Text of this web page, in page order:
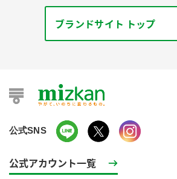
ブランドサイト トップ
公式SNS
公式アカウント一覧